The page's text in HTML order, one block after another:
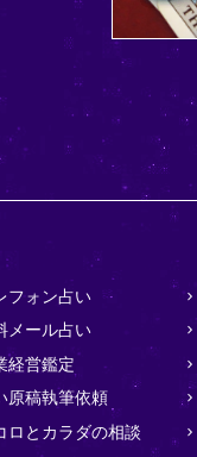
フォン占い
メール占い
経営鑑定
原稿執筆依頼
ロとカラダの相談